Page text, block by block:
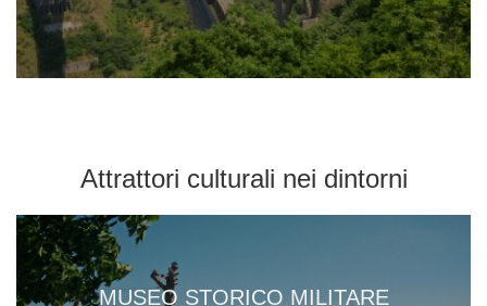
Attrattori culturali nei dintorni
MUSEO STORICO MILITARE